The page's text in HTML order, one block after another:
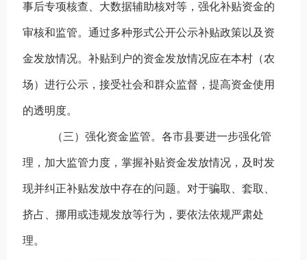
事后专项核查、大数据辅助核对等，强化补贴资金的
审核和监管。通过多种形式公开公示补贴政策以及资
金发放情况。补贴到户的资金发放情况应在本村（农
场）进行公示，接受社会和群众监督，提高资金使用
的透明度。
（三）强化资金监管。 各市县要进一步强化管
理，加大监管力度，掌握补贴资金发放情况，及时发
现并纠正补贴发放中存在的问题。对于骗取、套取、
挤占、挪用或违规发放等行为，要依法依规严肃处
理。